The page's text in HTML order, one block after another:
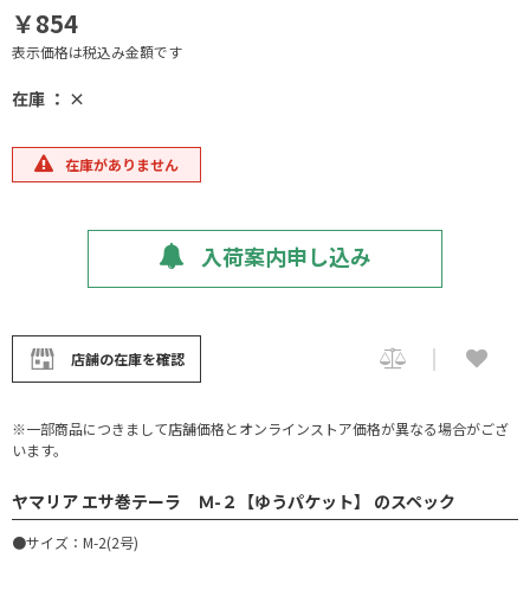
￥854
表示価格は税込み金額です
在庫 ： ×
在庫がありません
入荷案内申し込み
店舗の在庫を確認
※一部商品につきまして店舗価格とオンラインストア価格が異なる場合がござ
います。
ヤマリア エサ巻テーラ Ｍ-２【ゆうパケット】 のスペック
●サイズ：M-2(2号)